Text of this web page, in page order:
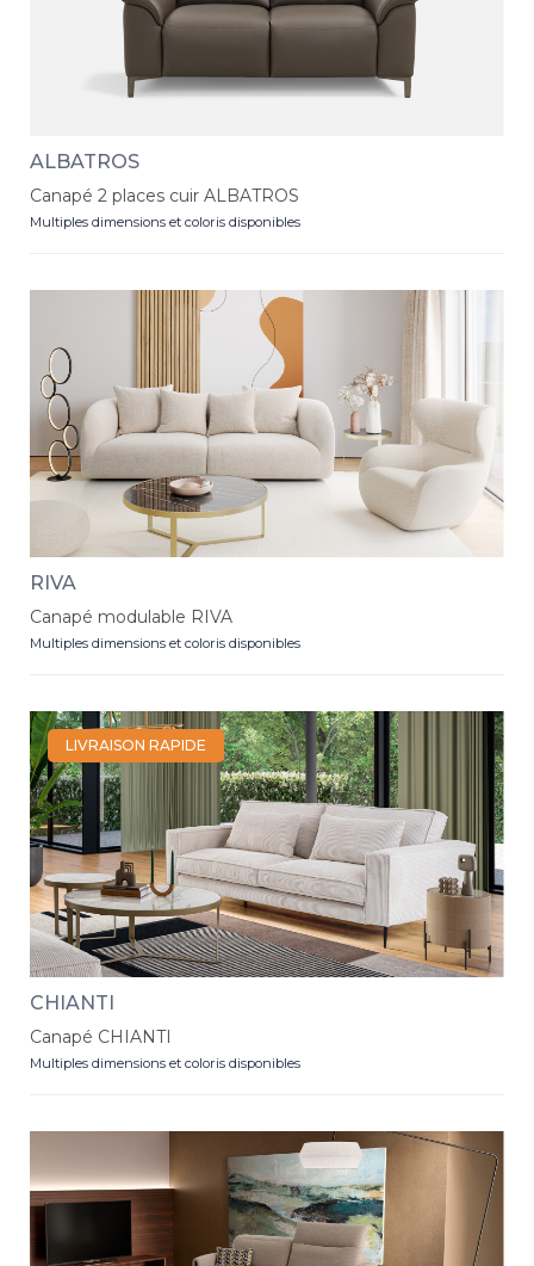
ALBATROS
Canapé 2 places cuir ALBATROS
Multiples dimensions et coloris disponibles
RIVA
Canapé modulable RIVA
Multiples dimensions et coloris disponibles
LIVRAISON RAPIDE
CHIANTI
Canapé CHIANTI
Multiples dimensions et coloris disponibles